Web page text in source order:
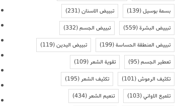
بسمة بوسيل(139) تبييض الاسنان(231)
تبييض البشرة(559) تبييض الجسم(332)
تبييض المنطقة الحساسة(199) تبييض اليدين(119)
تعطير الجسم(95) تقوية الشعر(109)
تكثيف الرموش(101) تكثيف الشعر(195)
تلميع الاواني(103) تنعيم الشعر(434)